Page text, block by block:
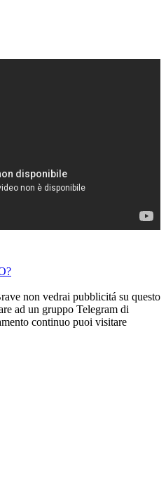
non vedrai pubblicitá su questo
ad un gruppo Telegram di
continuo puoi visitare